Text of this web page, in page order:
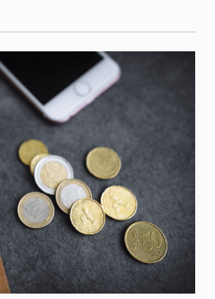
のお問合せ
979-015
close